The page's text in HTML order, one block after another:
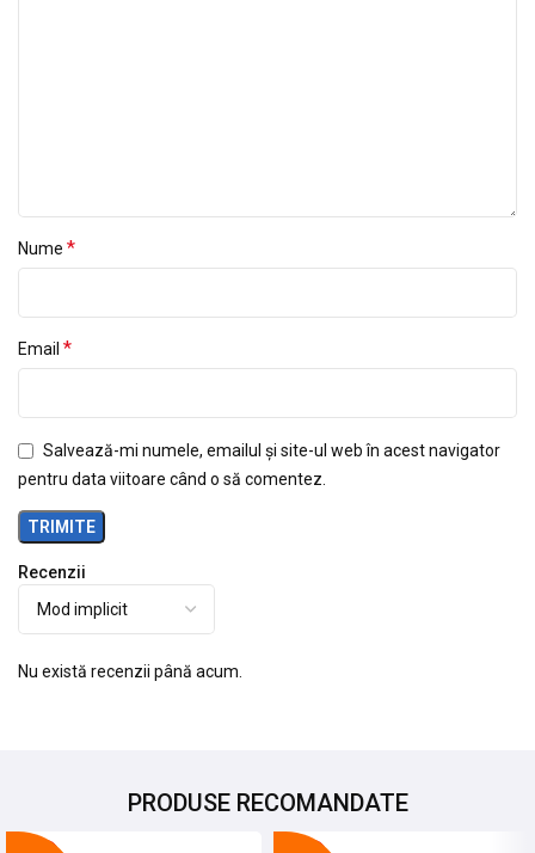
Recenzii
Nu există recenzii până acum.
Nume *
Email *
Salvează-mi numele, emailul și site-ul web în acest navigator
pentru data viitoare când o să comentez.
PRODUSE RECOMANDATE